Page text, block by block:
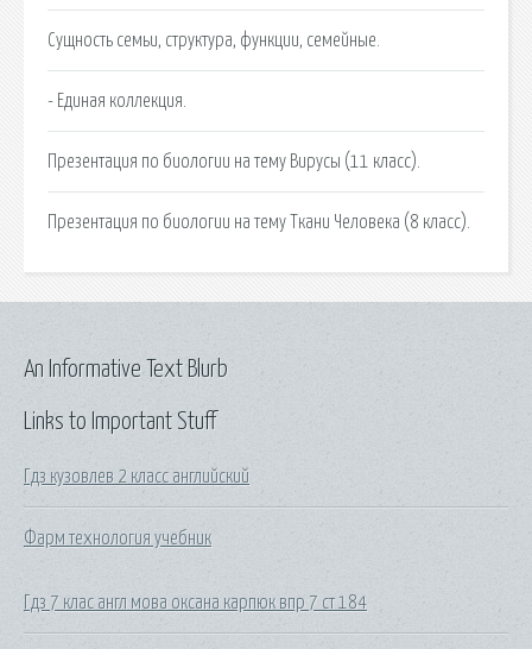
Сущность семьи, структура, функции, семейные.
- Единая коллекция.
Презентация по биологии на тему Вирусы (11 класс).
Презентация по биологии на тему Ткани Человека (8 класс).
Links to Important Stuff
Гдз кузовлев 2 класс английский
Фарм технология учебник
Гдз 7 клас англ мова оксана карпюк впр 7 ст 184
An Informative Text Blurb